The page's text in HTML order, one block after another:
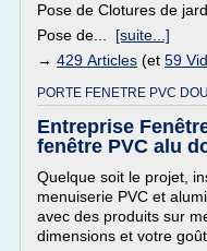
Pose de Clotures de
Pose de... [suite...]
→ 429 Articles (et 59
PORTE FENETRE PVC
Entreprise
fenêtre PVC alu
Quelque soit le projet,
menuiserie PVC et
avec des produits sur
dimensions et votre goût.